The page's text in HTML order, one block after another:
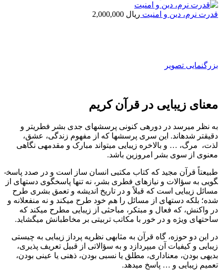
قدرت نرم، دین و امنیت ریال
بزرگنمایی تصویر
معنای زیبایی در قرآن کریم
به نظر می­رسد در دوره­ی کنونی پرسش­های جدی بشر فطری­تر و
دقیق­تر شده­اند. این سری پرسش­ها که از مفهوم زندگی، عشق،
لذت، مرگ، … و بالاخره زیبایی می­تواند مبارک و مقدمه­ی نگاهی
معنوی از سوی بشر امروزین باشد.
طبیعتاً قرآن مجید که کتاب مکتبی انسان ساز است و در صدد پاسخ­
گویی به سؤالات و نیازهای فطری بشر، نه تنها پاسخ­گوی دسته­ای از
مسائل زیبایی است که قبلاً و در تاریخ اندیشه و تعمق بشری طرح
شده؛ بلکه دسته­ای از مسائل را هم خود طرح می­کند و نه منفعلانه و
در واکنش، که فعال و مبتکر، مباحثی از زیبایی مطرح می­کند که
ساحت­های ویژه و در خور با مکاتب تربیتی بر مخاطبانش می­گشاید.
در این دو حوزه، گاه قرآن به مثابه­ی نظریه پرداز زیبایی به چیستی
زیبایی و کیفیات آن می­پردازد و به سؤالاتی از قبیل تعریف پذیری،
بدیهی بودن، معناداری، مطلق یا نسبی بودن، ذهنی یا عینی بودن،
تعمیم زیبایی و … پاسخ می­دهد.